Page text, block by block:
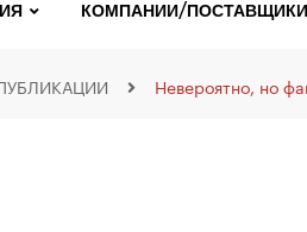
КОМПАНИИ/ПОСТАВЩИКИ
Невероятно, но